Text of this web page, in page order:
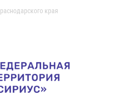
края